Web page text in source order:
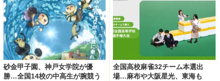
砂金甲子園、神戸女学院が優
勝…全国14校の中高生が腕競う
全国高校麻雀32チーム本選出
場…麻布や大阪星光、東海も